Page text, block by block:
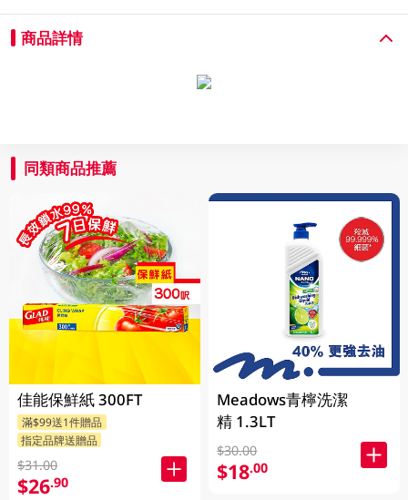
商品詳情
同類商品推薦
佳能保鮮紙 300FT
滿$99送1件贈品
指定品牌送贈品
$31.00
$26.90
Meadows青檸洗潔
精 1.3LT
$30.00
$18.00